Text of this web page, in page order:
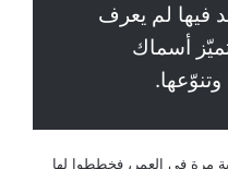
فيها لم يعرف
أسماك
مرة في العمر، فخططوا لها